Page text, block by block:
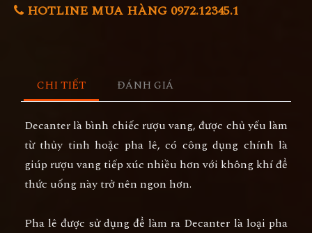
HOTLINE MUA HÀNG 0972.12345.1
CHI TIẾT ĐÁNH GIÁ
Decanter là bình chiếc rượu vang, được chủ yếu làm
từ thủy tinh hoặc pha lê, có công dụng chính là
giúp rượu vang tiếp xúc nhiều hơn với không khí để
thức uống này trở nên ngon hơn.
Pha lê được sử dụng để làm ra Decanter là loại pha